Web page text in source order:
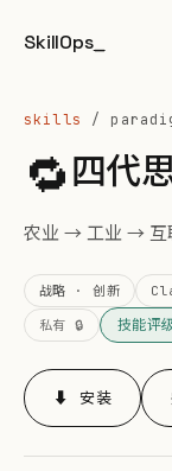
SkillOps_
skills /
🔁四代
农业 → 工业 → 互
战略 · 创新
私有 🔒 技能
⬇ 安装